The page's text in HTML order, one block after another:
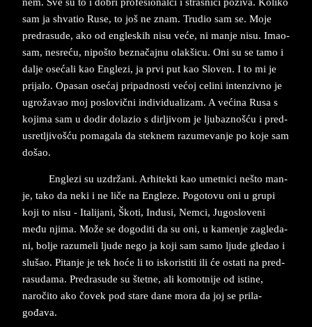
sam ja shva­tio Ruse, to još ne znam. Tru­dio sam se. Moje
pred­ra­su­de, ako od en­gle­skih ­ni­su veće, ni­ man­je ­ni­su. Ima­o­
sam, ne­sreću, ni­po­što bez­načajnu olakšicu. Oni su se tamo i
dal­je osećali kao En­gl­e­zi, ja prvi put kao Slo­ven. I to mi je
pri­ja­lo. Opa­san osećaj pri­pad­no­sti većoj ce­li­ni in­ten­zivno je
ugrožavao moj po­slo­vični in­di­vi­du­a­li­zam. A većina Rusa s
ko­jima sam u do­dir do­la­zio s dir­lji­vom je lju­ba­znošću i pred­
u­sre­tlji­vošću pomagala da stek­nem raz­u­me­van­je po koje sam
došao.
En­gle­zi su uzdržani. Ar­hi­tekti kao umet­ni­ci ne­što man­
je, tako da neki i ne liče na En­gle­ze. Po­go­to­vu oni u gru­pi
koji to ni­su - Ita­li­ja­ni, Škoti, In­du­si, Nem­ci, Ju­go­slo­ve­ni
među nji­ma. Može se do­go­di­ti da su oni, u ka­men­je za­gle­da­
ni, bol­je raz­u­me­li lju­de nego ja koji sam samo lju­de gle­dao i
slu­šao. Pi­tan­je je tek hoće li to is­ko­ri­sti­ti ili će osta­ti na pred­
ra­su­da­ma. Pred­ra­su­de su štet­ne, ali ko­mot­ni­je od isti­ne,
naročito ako čovek pod sta­re dane mora da joj se pri­la­
gođava.